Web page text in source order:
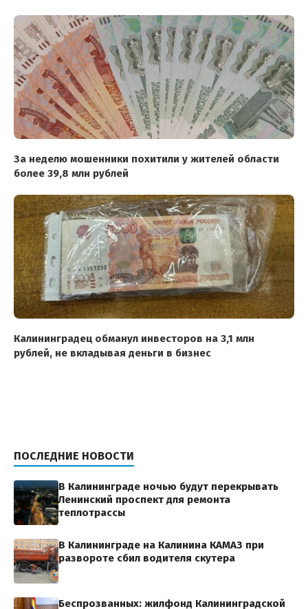
За неделю мошенники похитили у жителей области
более 39,8 млн рублей
Калининградец обманул инвесторов на 3,1 млн
рублей, не вкладывая деньги в бизнес
ПОСЛЕДНИЕ НОВОСТИ
В Калининграде ночью будут перекрывать
Ленинский проспект для ремонта
теплотрассы
В Калининграде на Калинина КАМАЗ при
развороте сбил водителя скутера
Беспрозванных: жилфонд Калининградской